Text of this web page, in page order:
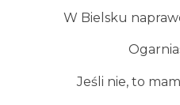
W Bielsku
Jeśli nie, to